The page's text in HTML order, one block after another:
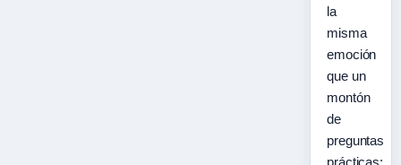
la
misma
emoción
que un
montón
de
preguntas
prácticas: